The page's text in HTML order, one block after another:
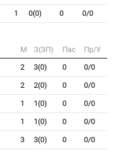
1 0(0) 0 0/0
M З(ЗП) Пас
Пр/У
2 3(0) 0 0/0
2 2(0) 0 0/0
1 1(0) 0 0/0
1 1(0) 0 0/0
3 3(0) 0 0/0